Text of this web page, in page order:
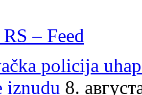
– Feed
policija
iznudu 8.